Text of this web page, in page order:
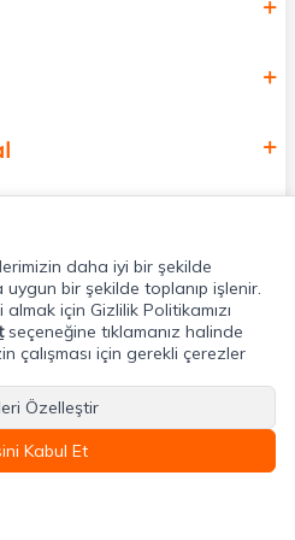
daha iyi bir şekilde
uygun bir şekilde toplanıp işlenir.
için Gizlilik Politikamızı
seçeneğine tıklamanız halinde
çalışması için gerekli çerezler
Özelleştir
Kabul Et